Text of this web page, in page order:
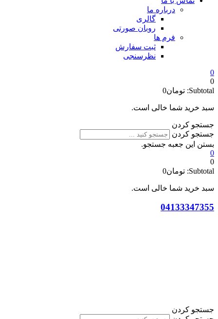
درباره ما
گالری
روبان صورتی
فرم ها
ثبت سفارش
نظرسنجی
0
0
Subtotal: تومان0
سبد خرید شما خالی است.
جستجو کردن
جستجو کردن
بستن این جعبه جستجو.
0
0
Subtotal: تومان0
سبد خرید شما خالی است.
04133347355
جستجو کردن